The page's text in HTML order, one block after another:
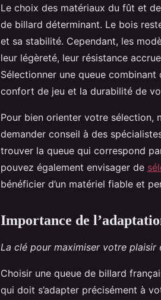
Le choix des matériaux du fût et
de billard déterminant. Le bois
et sa stabilité. Cependant, les
leur légèreté, leur résistance
Sélectionner une queue
confort de jeu et la durabilité de
Pour bien orienter votre sélection,
demander conseil à des
trouver la queue qui correspond
pouvez également envisager de
bénéficier d’un matériel fiable et
Importance de
La clé pour maximiser votre
Choisir une queue de billard
qui doit s’adapter précisément à